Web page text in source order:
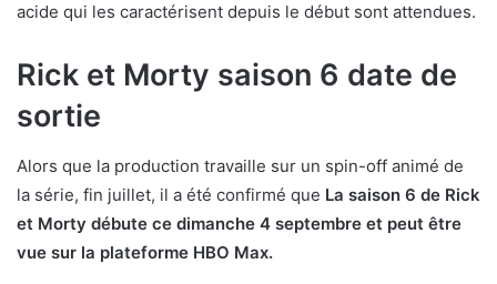
acide qui les caractérisent depuis le début sont attendues.
Rick et Morty saison 6 date de
sortie
Alors que la production travaille sur un spin-off animé de
la série, fin juillet, il a été confirmé que La saison 6 de Rick
et Morty débute ce dimanche 4 septembre et peut être
vue sur la plateforme HBO Max.